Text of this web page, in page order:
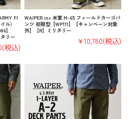
FI
ル）
】
リー
(税込)
WAIPER.inc 米軍 M-65 フィールドカーゴパ
ンツ 初期型【WP111】【キャンペーン対象
外】【R】ミリタリー
¥10,780(税込)